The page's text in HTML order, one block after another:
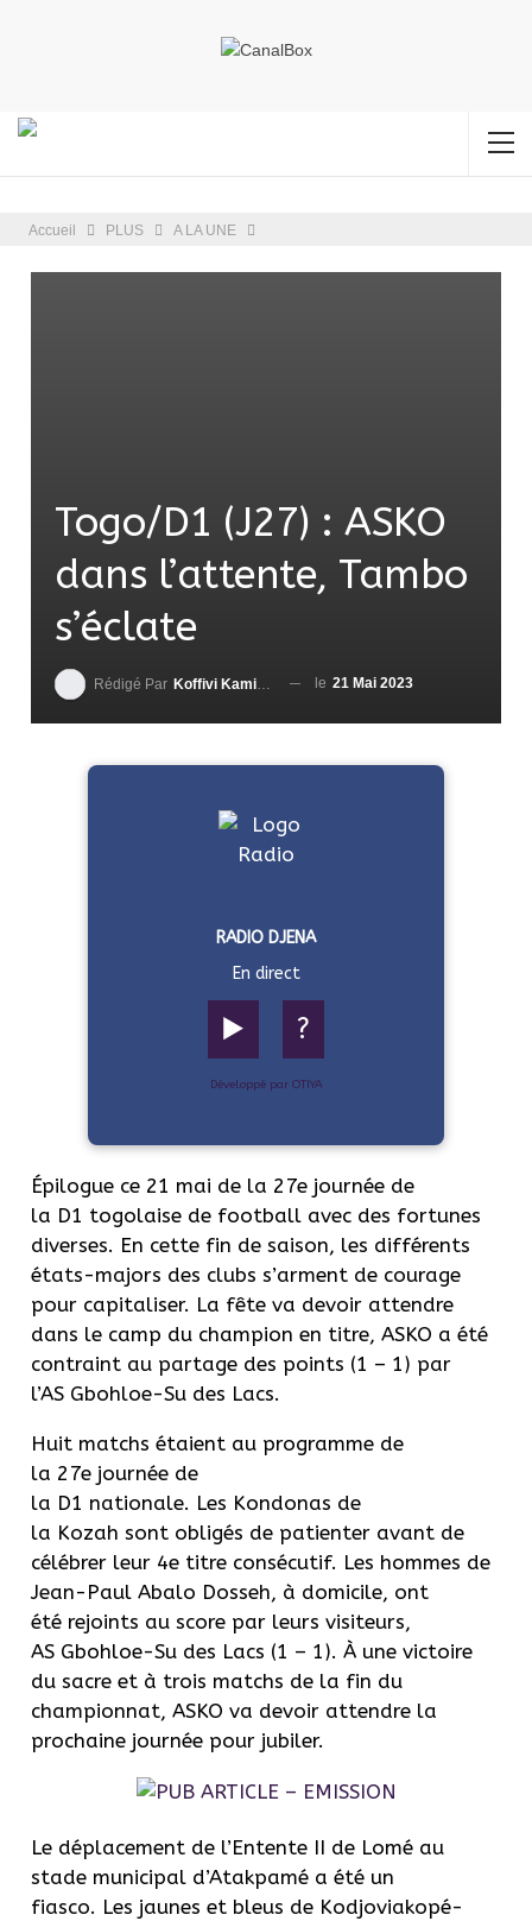
Accueil PLUS A LA UNE
Togo/D1 (J27) : ASKO
dans l’attente, Tambo
s’éclate
Rédigé Par Koffivi Kami AGBETOU le 21 Mai 2023
RADIO DJENA
En direct
▶️ ?
Développé par OTIYA
Épilogue ce 21 mai de la 27e journée de
la D1 togolaise de football avec des fortunes
diverses. En cette fin de saison, les différents
états-majors des clubs s’arment de courage
pour capitaliser. La fête va devoir attendre
dans le camp du champion en titre, ASKO a été
contraint au partage des points (1 – 1) par
l’AS Gbohloe-Su des Lacs.
Huit matchs étaient au programme de
la 27e journée de
la D1 nationale. Les Kondonas de
la Kozah sont obligés de patienter avant de
célébrer leur 4e titre consécutif. Les hommes de
Jean-Paul Abalo Dosseh, à domicile, ont
été rejoints au score par leurs visiteurs,
AS Gbohloe-Su des Lacs (1 – 1). À une victoire
du sacre et à trois matchs de la fin du
championnat, ASKO va devoir attendre la
prochaine journée pour jubiler.
Le déplacement de l’Entente II de Lomé au
stade municipal d’Atakpamé a été un
fiasco. Les jaunes et bleus de Kodjoviakopé-